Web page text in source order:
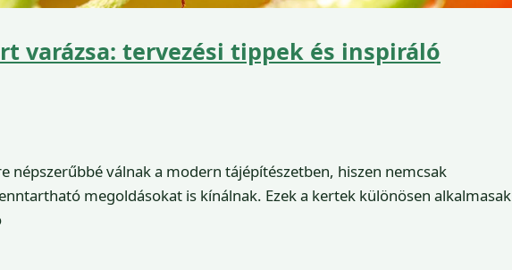
varázsa: tervezési tippek és inspiráló
népszerűbbé válnak a modern tájépítészetben, hiszen nemcsak
megoldásokat is kínálnak. Ezek a kertek különösen alkalmasak